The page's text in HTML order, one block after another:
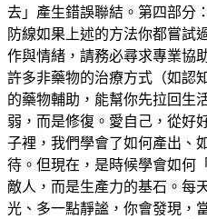
去」產生錯誤聯結。第四部
防線如果上述的方法你都嘗試
作與情緒，請務必尋求專業協
許多非藥物的治療方式（如認
的藥物輔助，能幫你先拉回生
弱，而是修復。愛自己，從好
子裡，我們學會了如何產出、
待。但現在，是時候學會如何
敵人，而是生產力的基石。每
光、多一點靜謐，你會發現，